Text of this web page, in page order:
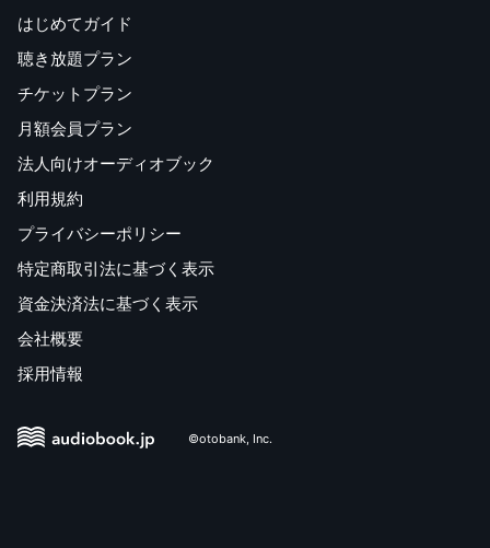
はじめてガイド
聴き放題プラン
チケットプラン
月額会員プラン
法人向けオーディオブック
利用規約
プライバシーポリシー
特定商取引法に基づく表示
資金決済法に基づく表示
会社概要
採用情報
©otobank, Inc.